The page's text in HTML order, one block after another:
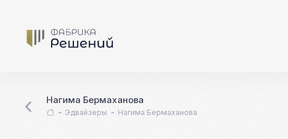
Нагима Бермаханова
Эдвайзеры Нагима Бермаханова